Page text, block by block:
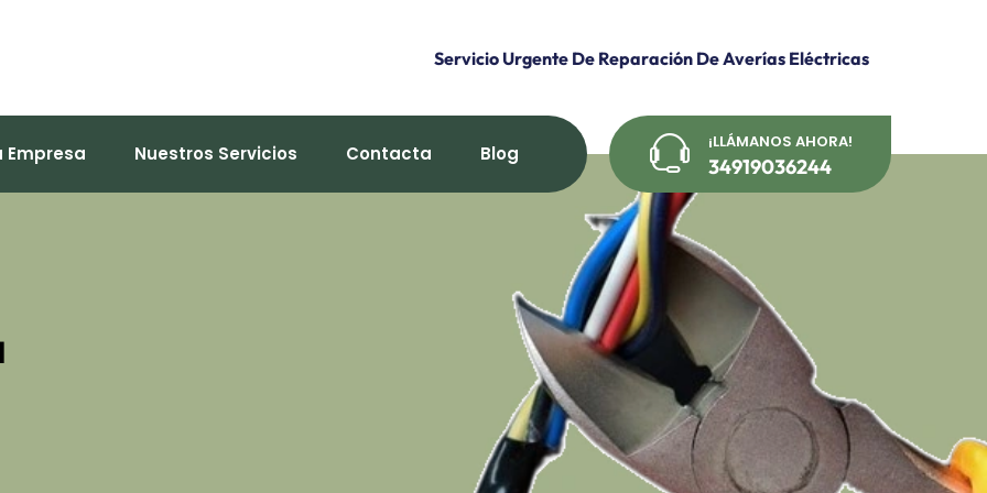
Servicio Urgente De Reparación De Averías Eléctricas
Empresa Nuestros Servicios Contacta Blog
¡LLÁMANOS AHORA!
34919036244